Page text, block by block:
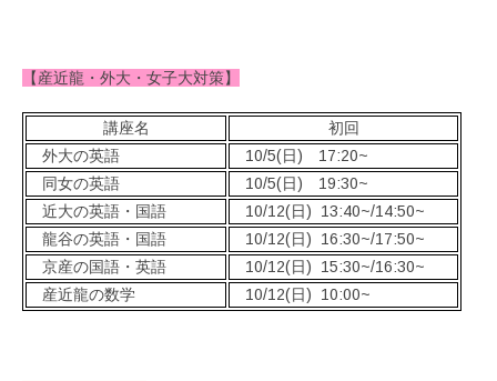
【産近龍・外大・女子大対策】
講座名
初回
外大の英語
10/5(日) 17:20~
同女の英語
10/5(日) 19:30~
近大の英語・国語
10/12(日) 13:40~/14:50~
龍谷の英語・国語
10/12(日) 16:30~/17:50~
京産の国語・英語
10/12(日) 15:30~/16:30~
産近龍の数学
10/12(日) 10:00~